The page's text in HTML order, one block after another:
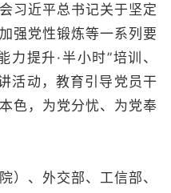
习近平总书记关于坚定
强党性锻炼等一系列要
提升·半小时”培训、
活动，教育引导党员干
色，为党分忧、为党奉
、外交部、工信部、